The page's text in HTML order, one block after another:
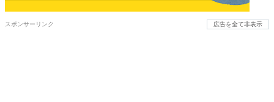
スポンサーリンク 広告を全て非表示